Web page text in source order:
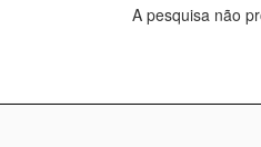
A pesquisa não